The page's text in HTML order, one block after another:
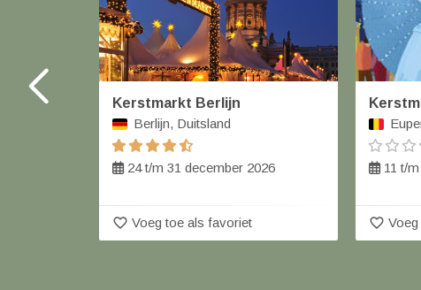
Kerstmarkt Berlijn
Berlijn, Duitsland
24 t/m 31 december 2026
favorite_border Voeg toe als favoriet
11 t/
favorite_border